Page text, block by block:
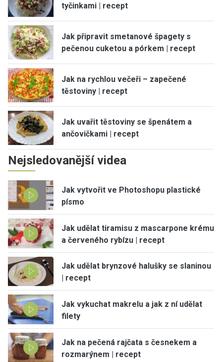
tyčinkami | recept
Jak připravit smetanové špagety s
pečenou cuketou a pórkem | recept
Jak na rychlou večeři – zapečené
těstoviny | recept
Jak uvařit těstoviny se špenátem a
ančovičkami | recept
Nejsledovanější videa
Jak vytvořit ve Photoshopu plastické
písmo
Jak udělat tiramisu z mascarpone krému
a červeného rybízu | recept
Jak udělat brynzové halušky se slaninou
| recept
Jak vykuchat makrelu a jak z ní udělat
filety
Jak na pečená rajčata s česnekem a
rozmarýnem | recept